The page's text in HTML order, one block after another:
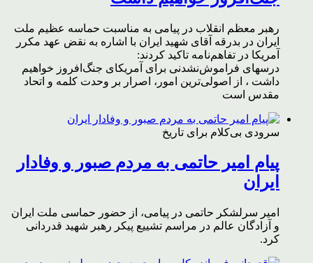
رهبر معظم انقلاب در پیامی به مناسبت حماسه عظیم ملت
ایران در بدرقه آقای شهید ایران با اشاره به نقض عهد مکرر
آمریکا در تفاهم‌نامه تاکید کردند:
درسهای فراموش‌نشدنی برای آمریکای جنگ‌افروز خواهیم
داشت ، از اصولی‌ترین امور، اصرار بر وحدت کلمه و اتحاد
مقدس است
سرودی بی‌کلام برای تاریخ
پیام امیر حاتمی به مردم صبور و وفادار
ایران
امیر سرلشکر حاتمی در پیامی، از حضور حماسی ملت ایران
و آزادگان عالم در مراسم تشییع پیکر رهبر شهید قدردانی
کرد.